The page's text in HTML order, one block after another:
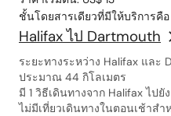
ชั้นโดยสารเดียวที่มีให้บริการคื
Halifax ไป Dartmouth
ระยะทางระหว่าง Halifax และ
ประมาณ 44 กิโลเมตร
มี 1 วิธีเดินทางจาก Halifax ไป
ไม่มีเที่ยวเดินทางในตอนเช้าส